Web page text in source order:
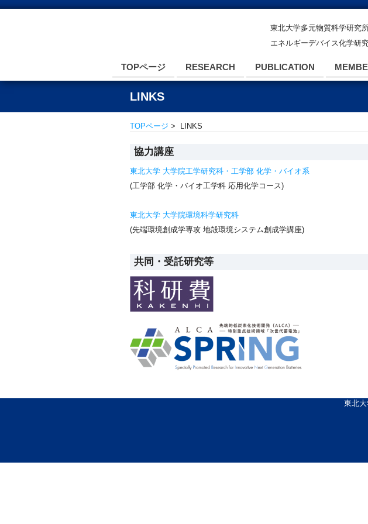
東北大学多元物質科学研究
エネルギーデバイス化学研
TOPページ RESEARCH PUBLICATION
LINKS
TOPページ > LINKS
協力講座
東北大学 大学院工学研究科・工学部 化学・バイオ系
(工学部 化学・バイオ工学科 応用化学コース)
東北大学 大学院環境科学研究科
(先端環境創成学専攻 地殻環境システム創成学講座)
共同・受託研究等
東北